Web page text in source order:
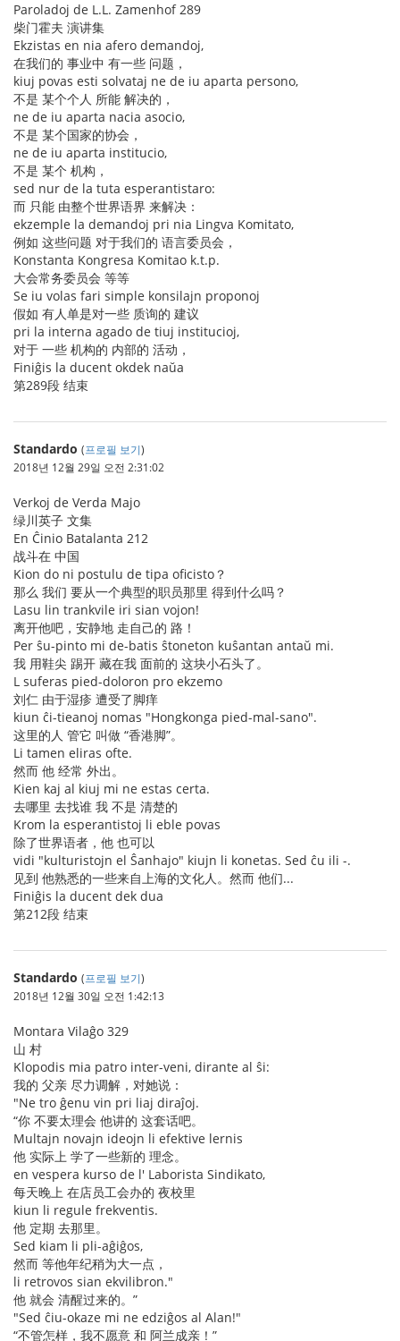
Paroladoj de L.L. Zamenhof 289
柴门霍夫 演讲集
Ekzistas en nia afero demandoj,
在我们的 事业中 有一些 问题，
kiuj povas esti solvataj ne de iu aparta persono,
不是 某个个人 所能 解决的，
ne de iu aparta nacia asocio,
不是 某个国家的协会，
ne de iu aparta institucio,
不是 某个 机构，
sed nur de la tuta esperantistaro:
而 只能 由整个世界语界 来解决：
ekzemple la demandoj pri nia Lingva Komitato,
例如 这些问题 对于我们的 语言委员会，
Konstanta Kongresa Komitao k.t.p.
大会常务委员会 等等
Se iu volas fari simple konsilajn proponoj
假如 有人单是对一些 质询的 建议
pri la interna agado de tiuj institucioj,
对于 一些 机构的 内部的 活动，
Finiĝis la ducent okdek naŭa
第289段 结束
Standardo (프로필 보기)
2018년 12월 29일 오전 2:31:02
Verkoj de Verda Majo
绿川英子 文集
En Ĉinio Batalanta 212
战斗在 中国
Kion do ni postulu de tipa oficisto？
那么 我们 要从一个典型的职员那里 得到什么吗？
Lasu lin trankvile iri sian vojon!
离开他吧，安静地 走自己的 路！
Per ŝu-pinto mi de-batis ŝtoneton kuŝantan antaŭ mi.
我 用鞋尖 踢开 藏在我 面前的 这块小石头了。
L suferas pied-doloron pro ekzemo
刘仁 由于湿疹 遭受了脚痒
kiun ĉi-tieanoj nomas "Hongkonga pied-mal-sano".
这里的人 管它 叫做 “香港脚”。
Li tamen eliras ofte.
然而 他 经常 外出。
Kien kaj al kiuj mi ne estas certa.
去哪里 去找谁 我 不是 清楚的
Krom la esperantistoj li eble povas
除了世界语者，他 也可以
vidi "kulturistojn el Ŝanhajo" kiujn li konetas. Sed ĉu ili -.
见到 他熟悉的一些来自上海的文化人。然而 他们...
Finiĝis la ducent dek dua
第212段 结束
Standardo (프로필 보기)
2018년 12월 30일 오전 1:42:13
Montara Vilaĝo 329
山 村
Klopodis mia patro inter-veni, dirante al ŝi:
我的 父亲 尽力调解，对她说：
"Ne tro ĝenu vin pri liaj diraĵoj.
“你 不要太理会 他讲的 这套话吧。
Multajn novajn ideojn li efektive lernis
他 实际上 学了一些新的 理念。
en vespera kurso de l' Laborista Sindikato,
每天晚上 在店员工会办的 夜校里
kiun li regule frekventis.
他 定期 去那里。
Sed kiam li pli-aĝiĝos,
然而 等他年纪稍为大一点，
li retrovos sian ekvilibron."
他 就会 清醒过来的。”
"Sed ĉiu-okaze mi ne edziĝos al Alan!"
“不管怎样，我不愿意 和 阿兰成亲！”